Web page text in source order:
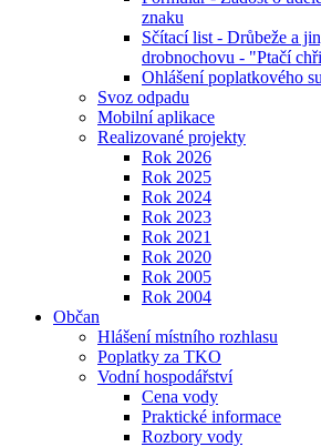
znaku
Sčítací list - Drůbeže a
drobnochovu - "Ptačí
Ohlášení poplatkového
Svoz odpadu
Mobilní aplikace
Realizované projekty
Rok 2026
Rok 2025
Rok 2024
Rok 2023
Rok 2021
Rok 2020
Rok 2005
Rok 2004
Občan
Hlášení místního rozhlasu
Poplatky za TKO
Vodní hospodářství
Cena vody
Praktické informace
Rozbory vody